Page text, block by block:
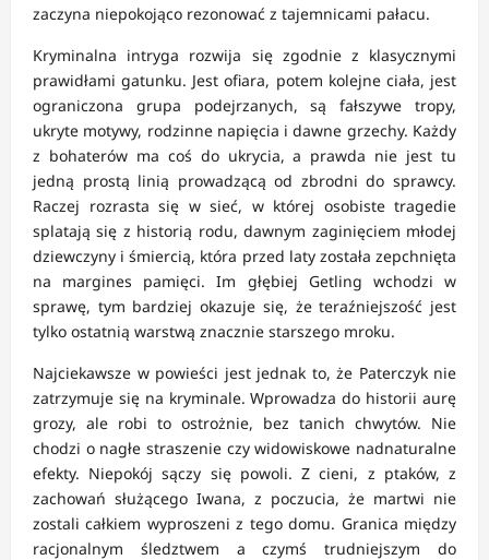
zaczyna niepokojąco rezonować z tajemnicami pałacu.
Kryminalna intryga rozwija się zgodnie z klasycznymi
prawidłami gatunku. Jest ofiara, potem kolejne ciała, jest
ograniczona grupa podejrzanych, są fałszywe tropy,
ukryte motywy, rodzinne napięcia i dawne grzechy. Każdy
z bohaterów ma coś do ukrycia, a prawda nie jest tu
jedną prostą linią prowadzącą od zbrodni do sprawcy.
Raczej rozrasta się w sieć, w której osobiste tragedie
splatają się z historią rodu, dawnym zaginięciem młodej
dziewczyny i śmiercią, która przed laty została zepchnięta
na margines pamięci. Im głębiej Getling wchodzi w
sprawę, tym bardziej okazuje się, że teraźniejszość jest
tylko ostatnią warstwą znacznie starszego mroku.
Najciekawsze w powieści jest jednak to, że Paterczyk nie
zatrzymuje się na kryminale. Wprowadza do historii aurę
grozy, ale robi to ostrożnie, bez tanich chwytów. Nie
chodzi o nagłe straszenie czy widowiskowe nadnaturalne
efekty. Niepokój sączy się powoli. Z cieni, z ptaków, z
zachowań służącego Iwana, z poczucia, że martwi nie
zostali całkiem wyproszeni z tego domu. Granica między
racjonalnym śledztwem a czymś trudniejszym do